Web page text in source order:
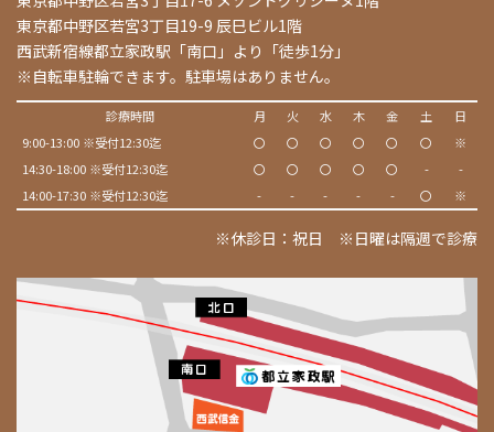
東京都中野区若宮3丁目19-9 辰巳ビル1階
西武新宿線都立家政駅「南口」より「徒歩1分」
※自転車駐輪できます。駐車場はありません。
診療時間 月 火 水 木 金 土
日
9:00-13:00 ※受付12:30迄
〇 〇 〇 〇 〇 〇
※
14:30-18:00 ※受付12:30迄
〇 〇 〇 〇 〇 -
-
14:00-17:30 ※受付12:30迄
- - - - - 〇 ※
※休診日：祝日 ※日曜は隔週で診療